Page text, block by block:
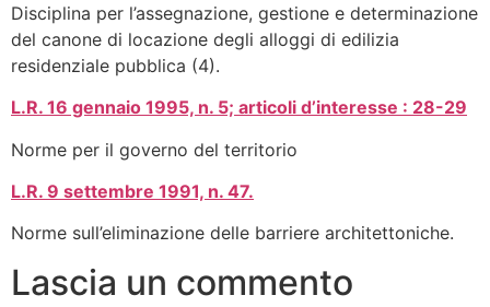
Disciplina per l’assegnazione, gestione e determinazione
del canone di locazione degli alloggi di edilizia
residenziale pubblica (4).
L.R. 16 gennaio 1995, n. 5; articoli d’interesse : 28-29
Norme per il governo del territorio
L.R. 9 settembre 1991, n. 47.
Norme sull’eliminazione delle barriere architettoniche.
Lascia un commento